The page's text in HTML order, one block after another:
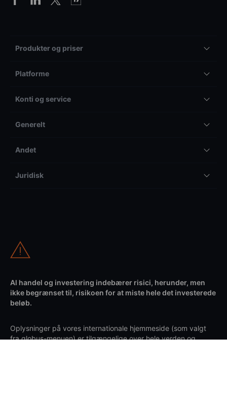
Produkter og priser
Platforme
Konti og service
Generelt
Andet
Juridisk
Al handel og investering indebærer risici, herunder, men
ikke begrænset til, risikoen for at miste hele det investerede
beløb.
Oplysninger på vores internationale hjemmeside (som valgt
fra globus-menuen) er tilgængelige over hele verden og